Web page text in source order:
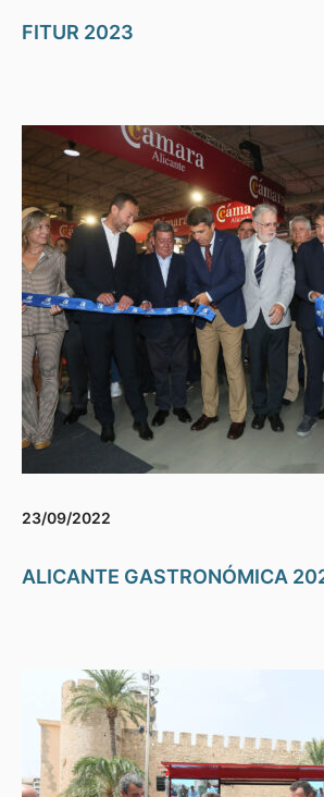
FITUR 2023
23/09/2022
ALICANTE GASTRONÓMICA